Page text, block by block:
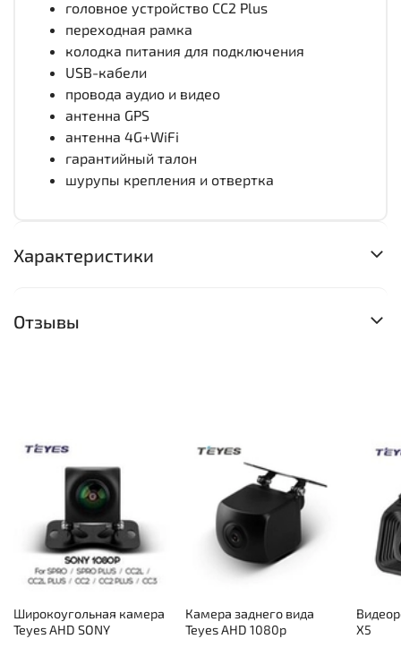
головное устройство CC2 Plus
переходная рамка
колодка питания для подключения
USB-кабели
провода аудио и видео
антенна GPS
антенна 4G+WiFi
гарантийный талон
шурупы крепления и отвертка
Характеристики
Отзывы
Широкоугольная камера
Teyes AHD SONY
Камера заднего вида
Teyes AHD 1080p
X5